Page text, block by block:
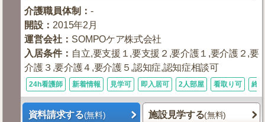
介護職員体制 ：-
開設 ： 2015年2月
運営会社 ： SOMPOケア株式会社
入居条件： 自立,要支援１,要支援２,要介護１,要介護２,要
介護３,要介護４,要介護５,認知症,認知症相談可
24h看護師 新着情報 見学可 即入居可 2人部屋 看取り可 終
資料請求する(無料) 施設見学する(無料)